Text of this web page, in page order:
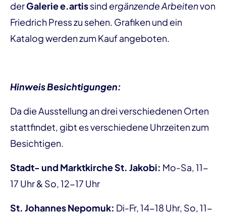
derGalerie e.artissind ergänzende Arbeitenvon
Friedrich Press zu sehen. Grafiken und ein
Katalog werden zum Kauf angeboten.
Hinweis Besichtigungen:
Da die Ausstellung an drei verschiedenen Orten
stattfindet, gibt es verschiedene Uhrzeiten zum
Besichtigen.
Stadt- und Marktkirche St. Jakobi: Mo-Sa, 11-
17 Uhr & So, 12-17 Uhr
St. Johannes Nepomuk: Di-Fr, 14-18 Uhr, So, 11-